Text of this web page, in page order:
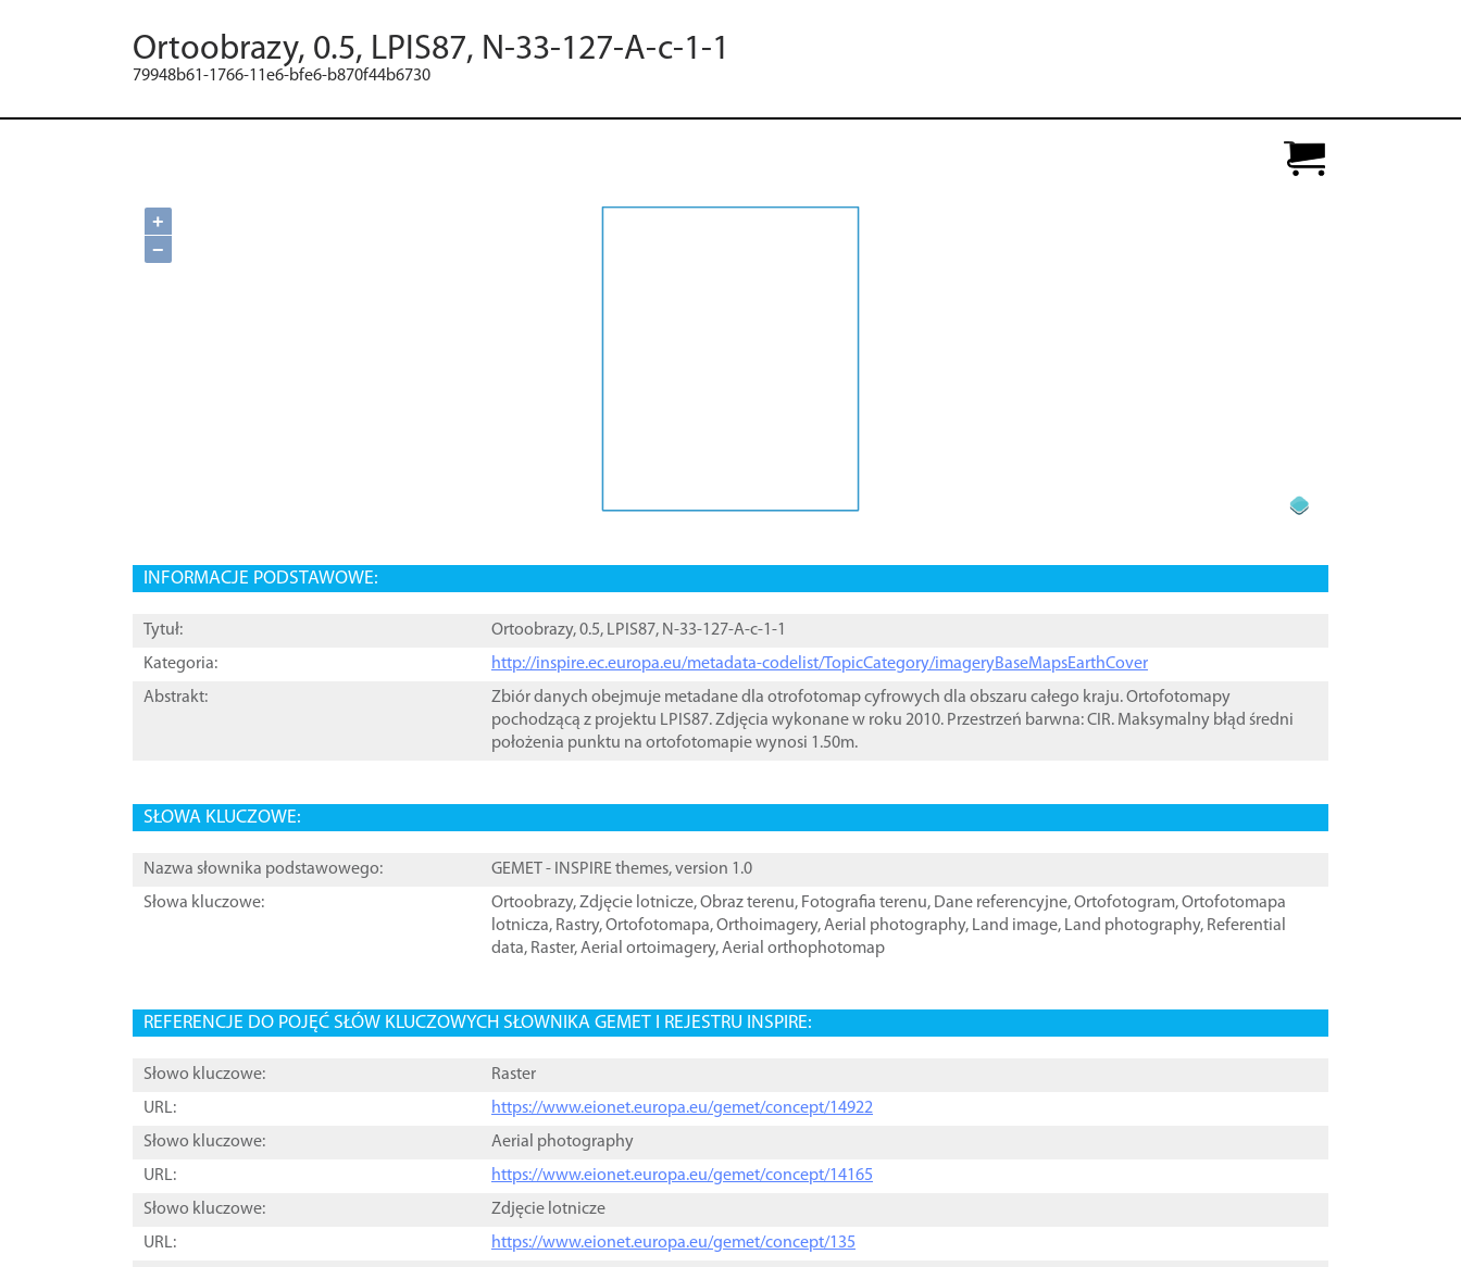
Ortoobrazy, 0.5, LPIS87, N-33-127-A-c-1-1
79948b61-1766-11e6-bfe6-b870f44b6730
+
−
INFORMACJE PODSTAWOWE:
Tytuł:
Ortoobrazy, 0.5, LPIS87, N-33-127-A-c-1-1
Kategoria:
http://inspire.ec.europa.eu/metadata-codelist/TopicCategory/imageryBaseMapsEarthCover
Abstrakt:
Zbiór danych obejmuje metadane dla otrofotomap cyfrowych dla obszaru całego kraju. Ortofotomapy
pochodzącą z projektu LPIS87. Zdjęcia wykonane w roku 2010. Przestrzeń barwna: CIR. Maksymalny błąd średni
położenia punktu na ortofotomapie wynosi 1.50m.
SŁOWA KLUCZOWE:
Nazwa słownika podstawowego:
GEMET - INSPIRE themes, version 1.0
Słowa kluczowe:
Ortoobrazy,Zdjęcie lotnicze,Obraz terenu, Fotografia terenu, Dane referencyjne,Ortofotogram,Ortofotomapa
lotnicza, Rastry,Ortofotomapa,Orthoimagery,Aerial photography, Land image, Land photography, Referential
data, Raster,Aerial ortoimagery,Aerial orthophotomap
REFERENCJE DO POJĘĆ SŁÓW KLUCZOWYCH SŁOWNIKA GEMET I REJESTRU INSPIRE:
Słowo kluczowe:
Raster
URL:
https://www.eionet.europa.eu/gemet/concept/14922
Słowo kluczowe:
Aerial photography
URL:
https://www.eionet.europa.eu/gemet/concept/14165
Słowo kluczowe:
Zdjęcie lotnicze
URL:
https://www.eionet.europa.eu/gemet/concept/135